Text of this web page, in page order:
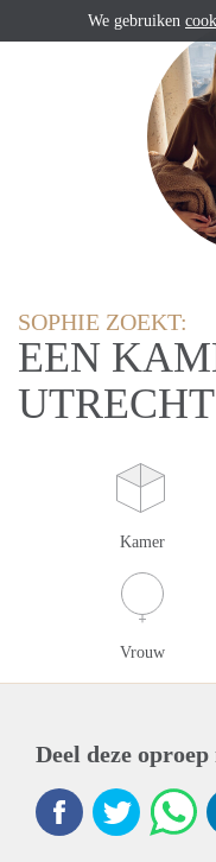
SOPHIE ZOEKT:
EEN
UTRECHT
Kamer
Vrouw
Deel deze
We gebruiken